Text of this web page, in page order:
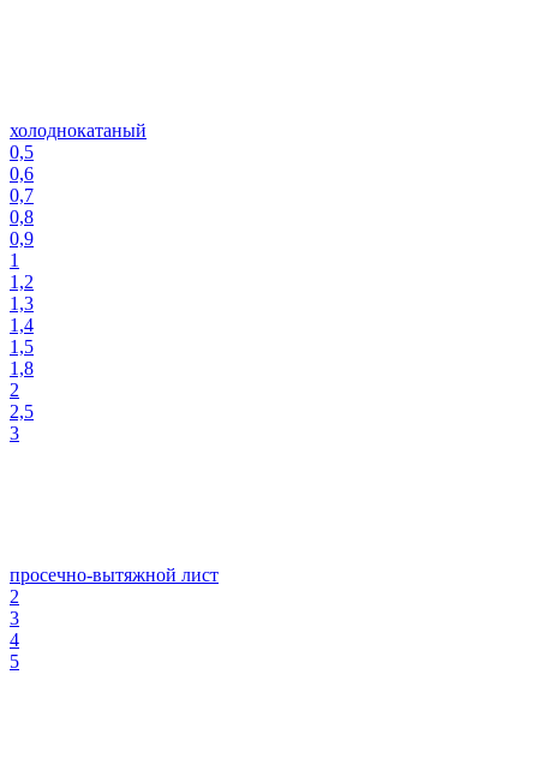
холоднокатаный
0,5
0,6
0,7
0,8
0,9
1
1,2
1,3
1,4
1,5
1,8
2
2,5
3
просечно-вытяжной лист
2
3
4
5